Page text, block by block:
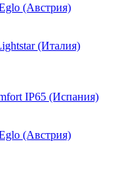
(Австрия)
(Италия)
IP65 (Испания)
(Австрия)